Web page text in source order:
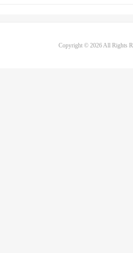
Copyright © 2026 All Rights